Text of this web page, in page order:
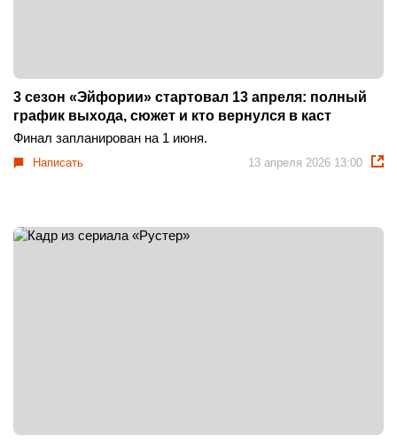
3 сезон «Эйфории» стартовал 13 апреля: полный
график выхода, сюжет и кто вернулся в каст
Финал запланирован на 1 июня.
Написать 13 апреля 2026 13:00